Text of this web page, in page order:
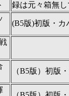
録は元々箱無
(B5版)初版・カ
（B5版）初版